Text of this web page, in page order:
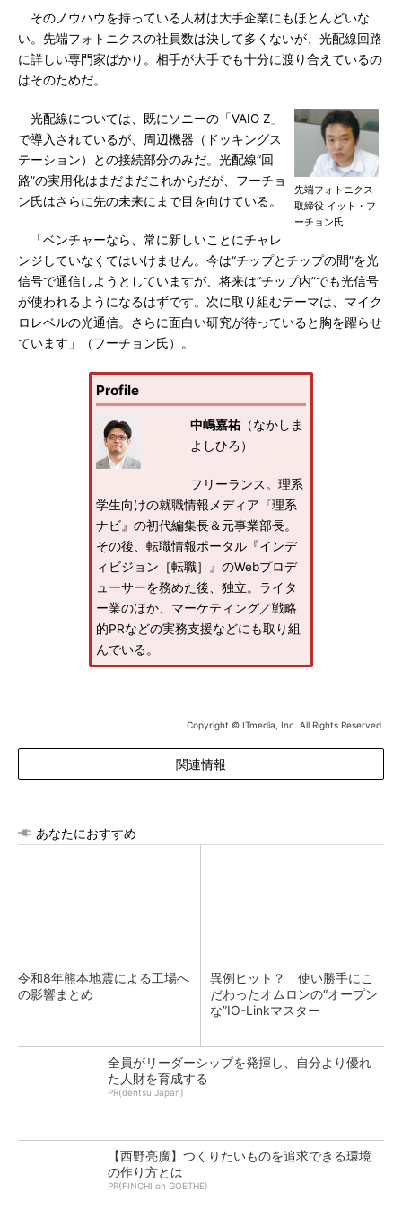
そのノウハウを持っている人材は大手企業にもほとんどいな
い。先端フォトニクスの社員数は決して多くないが、光配線回路
に詳しい専門家ばかり。相手が大手でも十分に渡り合えているの
はそのためだ。
先端フォトニクス
取締役 イット・フ
ーチョン氏
光配線については、既にソニーの「VAIO Z」
で導入されているが、周辺機器（ドッキングス
テーション）との接続部分のみだ。光配線“回
路”の実用化はまだまだこれからだが、フーチョ
ン氏はさらに先の未来にまで目を向けている。
「ベンチャーなら、常に新しいことにチャレ
ンジしていなくてはいけません。今は“チップとチップの間”を光
信号で通信しようとしていますが、将来は“チップ内”でも光信号
が使われるようになるはずです。次に取り組むテーマは、マイク
ロレベルの光通信。さらに面白い研究が待っていると胸を躍らせ
ています」（フーチョン氏）。
Profile
中嶋嘉祐 （なかしま
よしひろ）
フリーランス。理系
学生向けの就職情報メディア『理系
ナビ』の初代編集長＆元事業部長。
その後、転職情報ポータル『インデ
ィビジョン［転職］』のWebプロデ
ューサーを務めた後、独立。ライタ
ー業のほか、マーケティング／戦略
的PRなどの実務支援などにも取り組
んでいる。
Copyright © ITmedia, Inc. All Rights Reserved.
関連情報
あなたにおすすめ
令和8年熊本地震による工場へ
の影響まとめ
異例ヒット？ 使い勝手にこ
だわったオムロンの“オープン
な”IO-Linkマスター
全員がリーダーシップを発揮し、自分より優れ
た人財を育成する
PR(dentsu Japan)
【西野亮廣】つくりたいものを追求できる環境
の作り方とは
PR(FINCHI on GOETHE)